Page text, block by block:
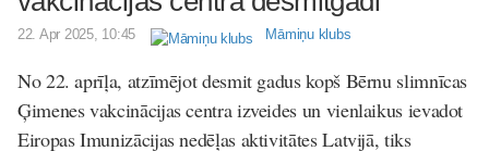
22. Apr 2025, 10:45 Māmiņu klubs
No 22. aprīļa, atzīmējot desmit gadus kopš Bērnu slimnīcas
Ģimenes vakcinācijas centra izveides un vienlaikus ievadot
Eiropas Imunizācijas nedēļas aktivitātes Latvijā, tiks